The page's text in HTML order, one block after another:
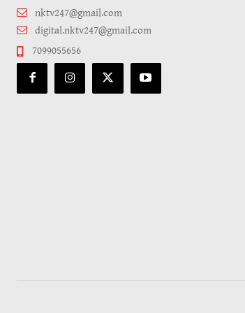
nktv247@gmail.com
digital.nktv247@gmail.com
7099055656